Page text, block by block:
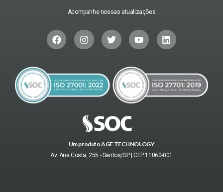
Acompanhe nossas atualizações
Um produto AGE TECHNOLOGY
Av. Ana Costa, 255 - Santos/SP | CEP 11060-001